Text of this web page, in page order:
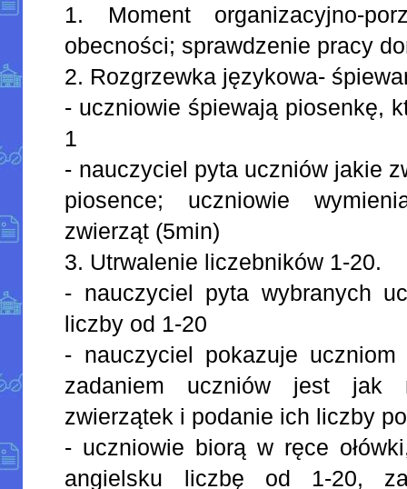
1. Moment organizacyjno-
obecności; sprawdzenie pracy
2. Rozgrzewka językowa-
- uczniowie śpiewają piosenkę,
1
- nauczyciel pyta uczniów jakie
piosence; uczniowie
zwierząt (5min)
3. Utrwalenie liczebników 1-20.
- nauczyciel pyta wybranych
liczby od 1-20
- nauczyciel pokazuje
zadaniem uczniów jest jak
zwierzątek i podanie ich liczby
- uczniowie biorą w ręce
angielsku liczbę od 1-20,